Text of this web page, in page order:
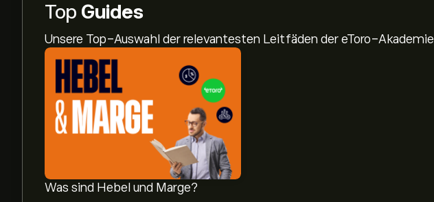
Top Guides
Unsere Top-Auswahl der relevantesten Leitfäden der eToro-Akademie
Was sind Hebel und Marge?